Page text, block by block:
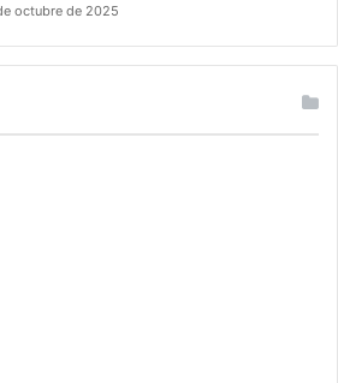
octubre de 2025